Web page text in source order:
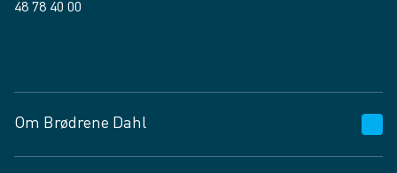
48 78 40 00
Om Brødrene Dahl